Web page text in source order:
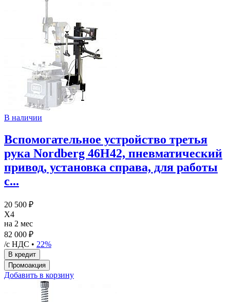
В наличии
Вспомогательное устройство третья
рука Nordberg 46H42, пневматический
привод, установка справа, для работы
с...
20 500 ₽
X4
на 2 мес
82 000 ₽
/с НДС • 22%
Добавить в корзину